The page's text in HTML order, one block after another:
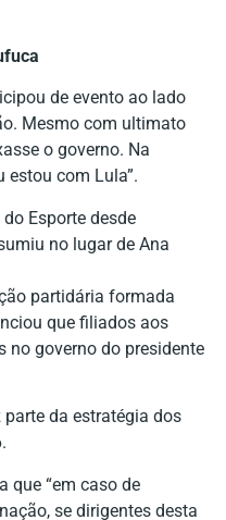
de evento ao lado
Mesmo com ultimato
o governo. Na
estou com Lula”.
Esporte desde
no lugar de Ana
partidária formada
que filiados aos
no governo do presidente
da estratégia dos
que “em caso de
se dirigentes desta